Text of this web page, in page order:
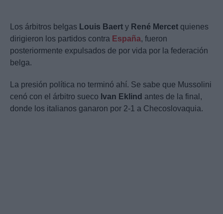
Los árbitros belgas Louis Baert y René Mercet quienes
dirigieron los partidos contra España, fueron
posteriormente expulsados de por vida por la federación
belga.
La presión política no terminó ahí. Se sabe que Mussolini
cenó con el árbitro sueco Ivan Eklind antes de la final,
donde los italianos ganaron por 2-1 a Checoslovaquia.